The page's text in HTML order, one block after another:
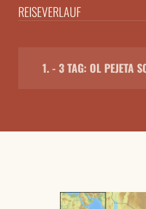
REISEVERLAUF
1. - 3 TAG: OL PEJETA